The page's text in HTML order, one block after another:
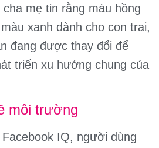
mẹ tin rằng màu hồng
xanh dành cho con trai,
đang được thay đổi để
triển xu hướng chung của
môi trường
IQ, người dùng